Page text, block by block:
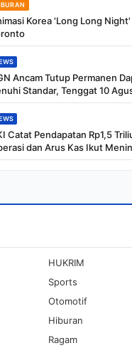
Korea 'Long Long
Ancam Tutup Permanen
Standar, Tenggat 10
Catat Pendapatan Rp1,5
dan Arus Kas Ikut
HUKRIM
Sports
Otomotif
Hiburan
Ragam